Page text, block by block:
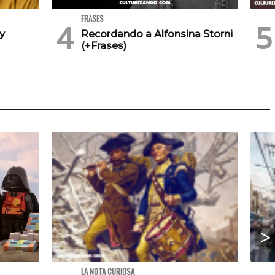
FRASES
Recordando a Alfonsina Storni
(+Frases)
LA NOTA CURIOSA